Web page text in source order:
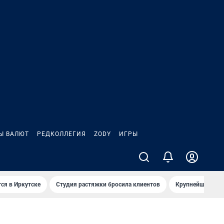
ВАЛЮТ РЕДКОЛЛЕГИЯ ZODY ИГРЫ
в Иркутске Студия растяжки бросила клиентов Крупнейшие